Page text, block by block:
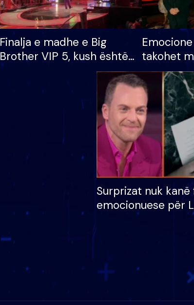
Finalja e madhe e Big
Brother VIP 5, kush është
banori i parë që lë shtëpinë
dhe humb mundësinë për
të fituar çmimin e madh
takohet
vajzën
S’kemi
apo jo?
Surprizat nuk
emocionuese për
nëna dhe fëmijët